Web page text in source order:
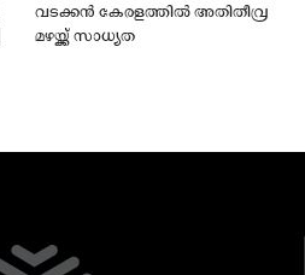
വടക്കൻ കേരളത്തിൽ അതിതീവ്ര
മഴയ്ക്ക് സാധ്യത